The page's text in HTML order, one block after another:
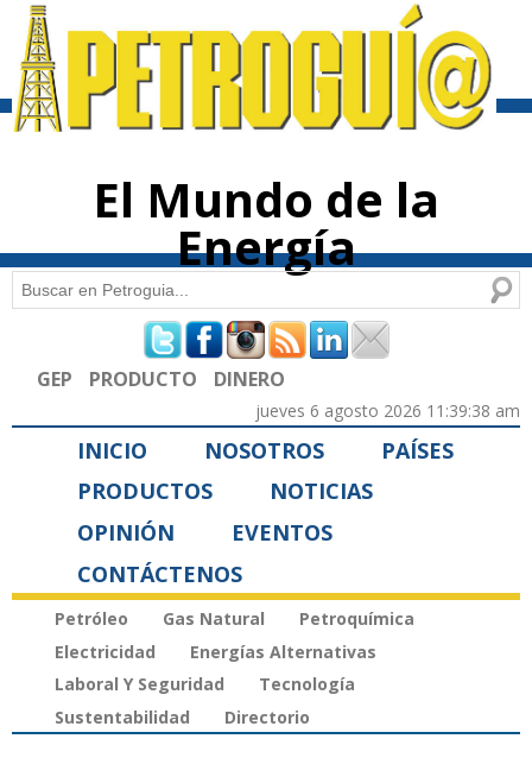
contenido
El Mundo de la
Energía
Formulario de búsqueda
Buscar
GEP PRODUCTO DINERO
jueves 6 agosto 2026 11:39:38 am
INICIO NOSOTROS
PAÍSES
PRODUCTOS
NOTICIAS
OPINIÓN
EVENTOS
CONTÁCTENOS
Petróleo Gas Natural
Petroquímica
Electricidad
Energías Alternativas
Laboral Y Seguridad
Tecnología
Sustentabilidad
Directorio